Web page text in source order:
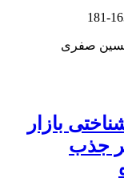
163-
حسین صفری
بازار
بر جذب